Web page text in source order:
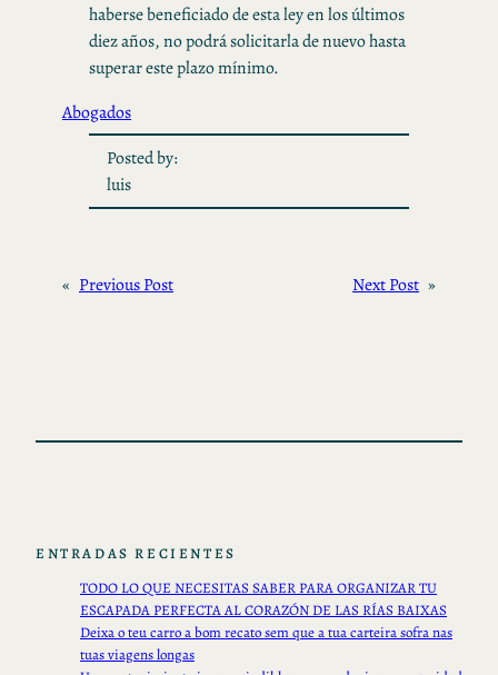
haberse beneficiado de esta ley en los últimos
diez años, no podrá solicitarla de nuevo hasta
superar este plazo mínimo.
Abogados
Posted by:
luis
« Previous Post Next Post »
ENTRADAS RECIENTES
TODO LO QUE NECESITAS SABER PARA ORGANIZAR TU
ESCAPADA PERFECTA AL CORAZÓN DE LAS RÍAS BAIXAS
Deixa o teu carro a bom recato sem que a tua carteira sofra nas
tuas viagens longas